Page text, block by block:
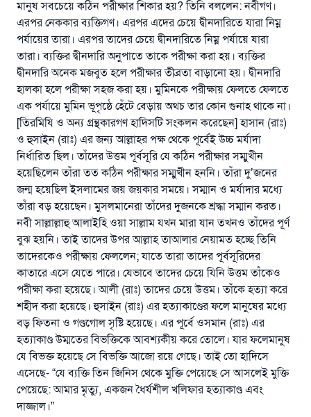
মানুষ সবচেয়ে কঠিন পরীক্ষার শিকার হয়? তিনি বললেন: নবীগণ।
এরপর নেককার ব্যক্তিগণ। এরপর এদের চেয়ে দ্বীনদারিতে যারা নিম্ন
পর্যায়ের তারা। এরপর তাদের চেয়ে দ্বীনদারিতে নিম্ন পর্যায়ে যারা
তারা। ব্যক্তির দ্বীনদারি অনুপাতে তাকে পরীক্ষা করা হয়। ব্যক্তির
দ্বীনদারি অনেক মজবুত হলে পরীক্ষার তীব্রতা বাড়ানো হয়। দ্বীনদারি
হালকা হলে পরীক্ষা সহজ করা হয়। মুমিনকে পরীক্ষায় ফেলতে ফেলতে
এক পর্যায়ে মুমিন ভূপৃষ্ঠে হেঁটে বেড়ায় অথচ তার কোন গুনাহ থাকে না।
[তিরমিযি ও অন্য গ্রন্থকারগণ হাদিসটি সংকলন করেছেন] হাসান (রাঃ)
ও হুসাইন (রাঃ) এর জন্য আল্লাহর পক্ষ থেকে পূর্বেই উচ্চ মর্যাদা
নির্ধারিত ছিল। তাঁদের উত্তম পূর্বসূরি যে কঠিন পরীক্ষার সম্মুখীন
হয়েছিলেন তাঁরা তত কঠিন পরীক্ষার সম্মুখীন হননি। তাঁরা দু’জনের
জন্ম হয়েছিল ইসলামের জয় জয়কার সময়ে। সম্মান ও মর্যাদার মধ্যে
তাঁরা বড় হয়েছেন। মুসলমানেরা তাঁদের দুজনকে শ্রদ্ধা সম্মান করত।
নবী সাল্লাল্লাহু আলাইহি ওয়া সাল্লাম যখন মারা যান তখনও তাঁদের পূর্ণ
বুঝ হয়নি। তাই তাদের উপর আল্লাহ তাআলার নেয়ামত হচ্ছে তিনি
তাদেরকেও পরীক্ষায় ফেললেন; যাতে তারা তাদের পূর্বসূরিদের
কাতারে এসে যেতে পারে। যেভাবে তাদের চেয়ে যিনি উত্তম তাঁকেও
পরীক্ষা করা হয়েছে। আলী (রাঃ) তাদের চেয়ে উত্তম। তাঁকে হত্যা করে
শহীদ করা হয়েছে। হুসাইন (রাঃ) এর হত্যাকাণ্ডের ফলে মানুষের মধ্যে
বড় ফিতনা ও গণ্ডগোল সৃষ্টি হয়েছে। এর পূর্বে ওসমান (রাঃ) এর
হত্যাকাণ্ড উম্মতের বিভক্তিকে আবশ্যকীয় করে তোলে। যার ফলেমানুষ
যে বিভক্ত হয়েছে সে বিভক্তি আজো রয়ে গেছে। তাই তো হাদিসে
এসেছে- “যে ব্যক্তি তিন জিনিস থেকে মুক্তি পেয়েছে সে আসলেই মুক্তি
পেয়েছে: আমার মৃত্যু, একজন ধৈর্যশীল খলিফার হত্যাকাণ্ড এবং
দাজ্জাল।”